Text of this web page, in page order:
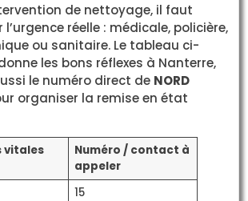
de nettoyage, il faut
réelle : médicale, policière,
ou sanitaire. Le tableau ci-
les bons réflexes à Nanterre,
le numéro direct de NORD
organiser la remise en état
vitales
Numéro / contact à
appeler
15